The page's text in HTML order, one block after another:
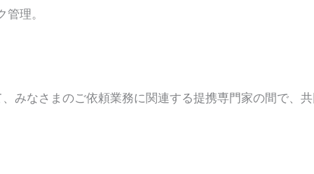
理。
みなさまのご依頼業務に関連する提携専門家の間で、